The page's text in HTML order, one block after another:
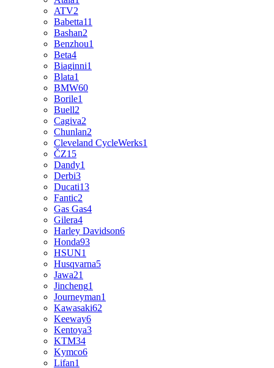
ATV2
Babetta11
Bashan2
Benzhou1
Beta4
Biaginni1
Blata1
BMW60
Borile1
Buell2
Cagiva2
Chunlan2
Cleveland CycleWerks1
ČZ15
Dandy1
Derbi3
Ducati13
Fantic2
Gas Gas4
Gilera4
Harley Davidson6
Honda93
HSUN1
Husqvarna5
Jawa21
Jincheng1
Journeyman1
Kawasaki62
Keeway6
Kentoya3
KTM34
Kymco6
Lifan1